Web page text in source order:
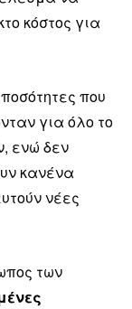
κόστος για
που
για όλο το
ενώ δεν
κανένα
νέες
των